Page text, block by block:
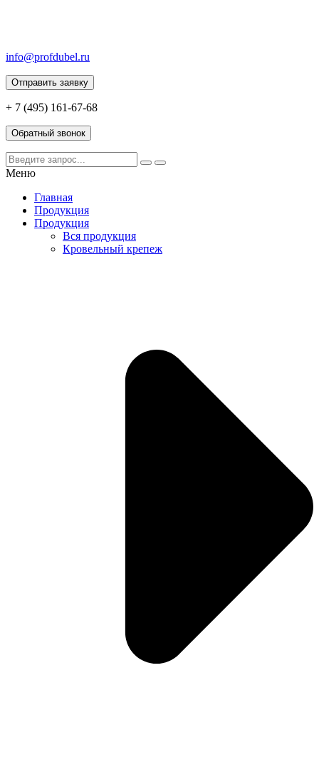
info@profdubel.ru
Отправить заявку
+ 7 (495) 161-67-68
Обратный звонок
Меню
Главная
Продукция
Продукция
Вся продукция
Кровельный крепеж